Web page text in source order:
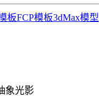
板FCP模板3dMax模型
象光影